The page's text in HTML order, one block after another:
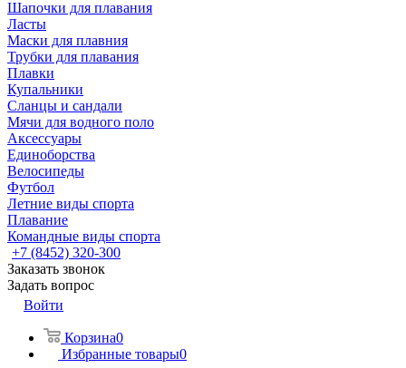
Шапочки для плавания
Ласты
Маски для плавния
Трубки для плавания
Плавки
Купальники
Сланцы и сандали
Мячи для водного поло
Аксессуары
Единоборства
Велосипеды
Футбол
Летние виды спорта
Плавание
Командные виды спорта
+7 (8452) 320-300
Заказать звонок
Задать вопрос
Войти
Корзина0
Избранные товары0